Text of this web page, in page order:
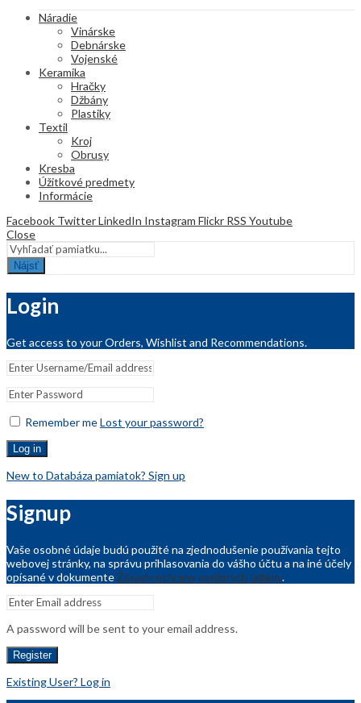
Náradie
Vinárske
Debnárske
Vojenské
Keramika
Hračky
Džbány
Plastiky
Textil
Kroj
Obrusy
Kresba
Úžitkové predmety
Informácie
Facebook TwitterLinkedIn Instagram Flickr RSS Youtube
Close
Nájsť
Login
Get access to your Orders, Wishlist and Recommendations.
Remember meLost your password?
Log in
New to Databáza pamiatok? Sign up
Signup
Vaše osobné údaje budú použité na zjednodušenie používania tejto
webovej stránky, na správu prihlasovania do vášho účtu a na iné účely
opísané v dokumente Zásady ochrany osobných údajov.
A password will be sent to your email address.
Register
Existing User? Log in